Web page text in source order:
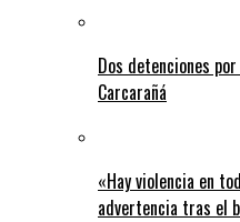
Dos detenciones
Carcarañá
«Hay violencia en
advertencia tras el